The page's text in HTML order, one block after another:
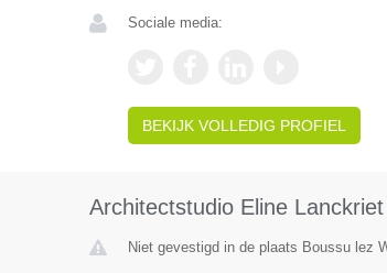
Sociale media:
BEKIJK VOLLEDIG PROFIEL
Architectstudio Eline Lanckriet
Niet gevestigd in de plaats Boussu lez